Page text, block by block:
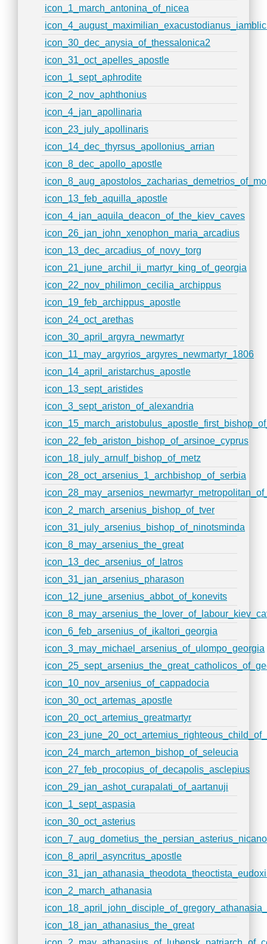
icon_1_march_antonina_of_nicea
icon_30_dec_anysia_of_thessalonica2
icon_31_oct_apelles_apostle
icon_1_sept_aphrodite
icon_2_nov_aphthonius
icon_4_jan_apollinaria
icon_23_july_apollinaris
icon_14_dec_thyrsus_apollonius_arrian
icon_8_dec_apollo_apostle
icon_13_feb_aquilla_apostle
icon_4_jan_aquila_deacon_of_the_kiev_caves
icon_26_jan_john_xenophon_maria_arcadius
icon_13_dec_arcadius_of_novy_torg
icon_21_june_archil_ii_martyr_king_of_georgia
icon_22_nov_philimon_cecilia_archippus
icon_19_feb_archippus_apostle
icon_24_oct_arethas
icon_30_april_argyra_newmartyr
icon_11_may_argyrios_argyres_newmartyr_1806
icon_14_april_aristarchus_apostle
icon_13_sept_aristides
icon_3_sept_ariston_of_alexandria
icon_22_feb_ariston_bishop_of_arsinoe_cyprus
icon_18_july_arnulf_bishop_of_metz
icon_28_oct_arsenius_1_archbishop_of_serbia
icon_2_march_arsenius_bishop_of_tver
icon_31_july_arsenius_bishop_of_ninotsminda
icon_8_may_arsenius_the_great
icon_13_dec_arsenius_of_latros
icon_31_jan_arsenius_pharason
icon_12_june_arsenius_abbot_of_konevits
icon_6_feb_arsenius_of_ikaltori_georgia
icon_3_may_michael_arsenius_of_ulompo_georgia
icon_10_nov_arsenius_of_cappadocia
icon_30_oct_artemas_apostle
icon_20_oct_artemius_greatmartyr
icon_24_march_artemon_bishop_of_seleucia
icon_27_feb_procopius_of_decapolis_asclepius
icon_29_jan_ashot_curapalati_of_aartanuji
icon_1_sept_aspasia
icon_30_oct_asterius
icon_8_april_asyncritus_apostle
icon_2_march_athanasia
icon_18_jan_athanasius_the_great